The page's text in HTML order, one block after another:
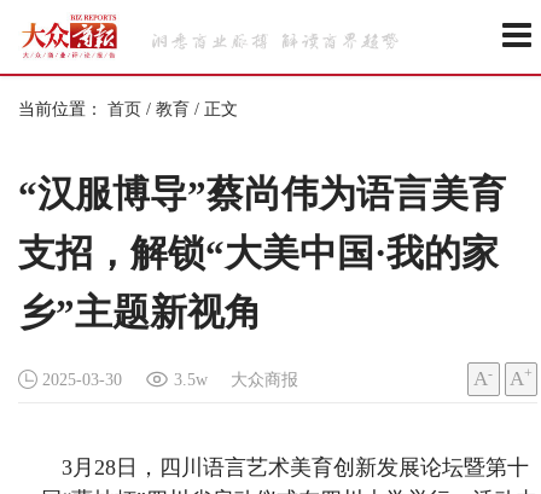
当前位置： 首页 / 教育 / 正文
“汉服博导”蔡尚伟为语言美育
支招，解锁“大美中国·我的家
乡”主题新视角
2025-03-30 3.5w 大众商报 A- A+
3月28日，四川语言艺术美育创新发展论坛暨第十